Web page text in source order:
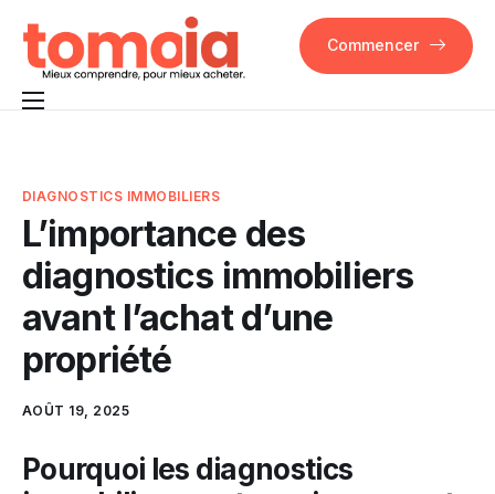
FAQ
Contact
Commencer
DIAGNOSTICS IMMOBILIERS
L’importance des
diagnostics immobiliers
avant l’achat d’une
propriété
AOÛT 19, 2025
Pourquoi les diagnostics